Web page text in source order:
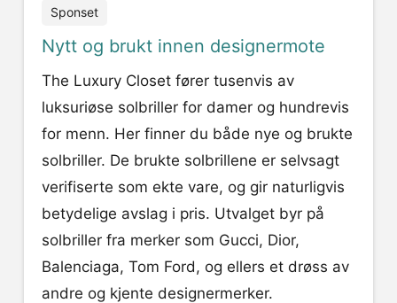
Sponset
Nytt og brukt innen designermote
The Luxury Closet fører tusenvis av
luksuriøse solbriller for damer og hundrevis
for menn. Her finner du både nye og brukte
solbriller. De brukte solbrillene er selvsagt
verifiserte som ekte vare, og gir naturligvis
betydelige avslag i pris. Utvalget byr på
solbriller fra merker som Gucci, Dior,
Balenciaga, Tom Ford, og ellers et drøss av
andre og kjente designermerker.